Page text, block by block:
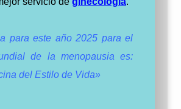
para este año 2025 para el
de la menopausia es:
del Estilo de Vida»